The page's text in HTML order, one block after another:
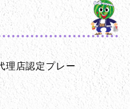
理店認定プレー